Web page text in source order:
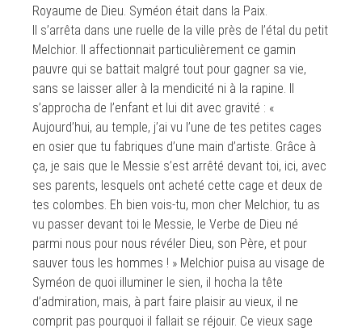
Royaume de Dieu. Syméon était dans la Paix.
Il s’arrêta dans une ruelle de la ville près de l’étal du petit
Melchior. Il affectionnait particulièrement ce gamin
pauvre qui se battait malgré tout pour gagner sa vie,
sans se laisser aller à la mendicité ni à la rapine. Il
s’approcha de l’enfant et lui dit avec gravité : «
Aujourd’hui, au temple, j’ai vu l’une de tes petites cages
en osier que tu fabriques d’une main d’artiste. Grâce à
ça, je sais que le Messie s’est arrêté devant toi, ici, avec
ses parents, lesquels ont acheté cette cage et deux de
tes colombes. Eh bien vois-tu, mon cher Melchior, tu as
vu passer devant toi le Messie, le Verbe de Dieu né
parmi nous pour nous révéler Dieu, son Père, et pour
sauver tous les hommes ! » Melchior puisa au visage de
Syméon de quoi illuminer le sien, il hocha la tête
d’admiration, mais, à part faire plaisir au vieux, il ne
comprit pas pourquoi il fallait se réjouir. Ce vieux sage